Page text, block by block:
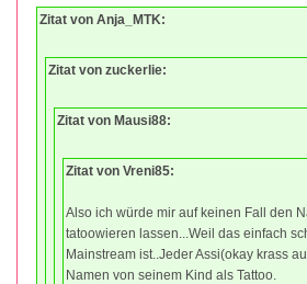
Zitat von Anja_MTK:
Zitat von zuckerlie:
Zitat von Mausi88:
Zitat von Vreni85:
Also ich würde mir auf keinen Fall den
tatoowieren lassen...Weil das einfach
Mainstream ist..Jeder Assi(okay krass
Namen von seinem Kind als Tattoo.